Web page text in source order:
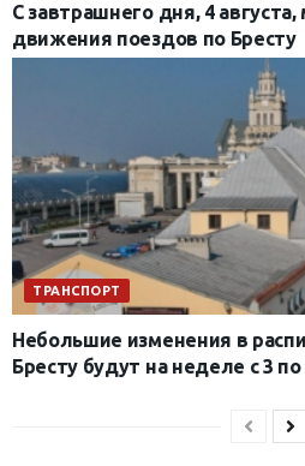
С завтрашнего дня, 4
движения поездов по Бресту
ТРАНСПОРТ
Небольшие изменения в
Бресту будут на неделе с 3 по